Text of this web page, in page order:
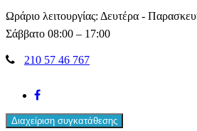
Ωράριο λειτουργίας: Δευτέρα -
Σάββατο 08:00 – 17:00
210 57 46 767
facebook
Διαχείριση συγκατάθεσης